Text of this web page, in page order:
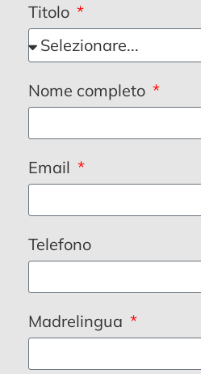
Titolo
Nome completo
Email
Telefono
Madrelingua